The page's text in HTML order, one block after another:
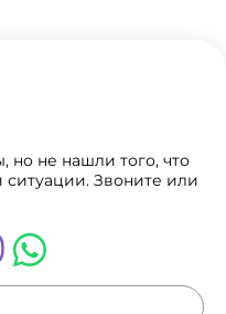
но не нашли того, что
Звоните или